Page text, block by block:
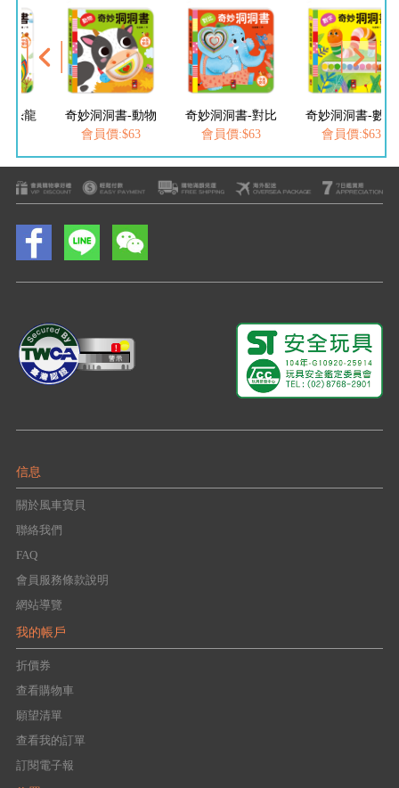
洞書-動物
奇妙洞洞書-對比
會員價:$63
奇妙洞洞書-數字
會員價:$63
會員價
信息
關於風車寶貝
聯絡我們
FAQ
會員服務條款說明
網站導覽
我的帳戶
折價券
查看購物車
願望清單
查看我的訂單
訂閱電子報